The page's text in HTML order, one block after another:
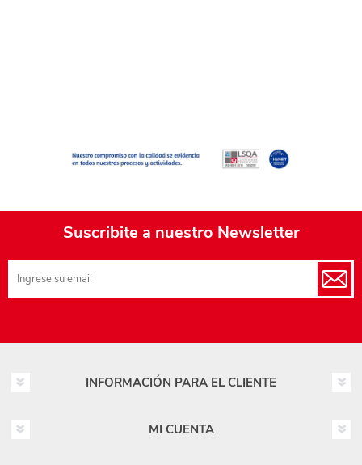
Suscribite a nuestro Newsletter
INFORMACIÓN PARA EL CLIENTE
MI CUENTA